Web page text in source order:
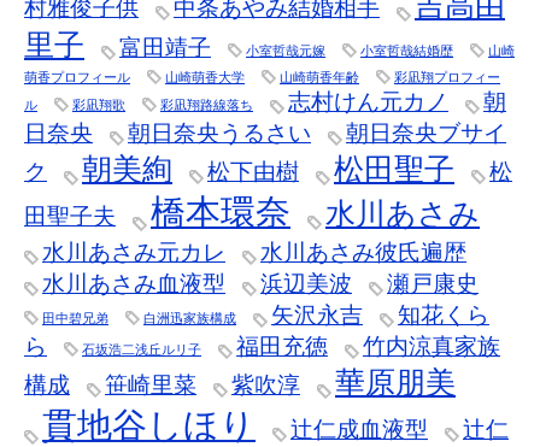
村雅俊子供
中条あやみ結婚相手
里子
富田靖子 小室哲哉元嫁 小室哲哉結婚歴
山崎
萌香プロフィール
山崎萌香大学 山崎萌香年齢
彩凪翔プロフィー
ル
彩凪翔歌 彩凪翔路線落ち 志村けん元カノ
朝
日奈央
朝日奈央うるさい
朝日奈央ブサイ
ク
朝美絢 松下由樹 松田聖子
松
田聖子夫
橋本環奈 水川あさみ
水川あさみ元カレ
水川あさみ彼氏遍歴
水川あさみ血液型
浜辺美波 瀬戸康史
田中碧兄弟 白洲迅家族構成 矢沢永吉
知花くら
ら
石坂浩二浅丘ルリ子 福田充徳
竹内涼真家族
構成
笹崎里菜 紫吹淳 華原朋美
貫地谷しほり 辻仁成血液型
辻仁